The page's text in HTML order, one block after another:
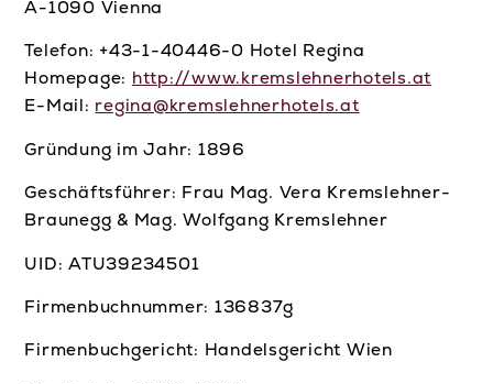
A-1090 Vienna
Telefon: +43-1-40446-0 Hotel Regina
Homepage: http://www.kremslehnerhotels.at
E-Mail: regina@kremslehnerhotels.at
Gründung im Jahr: 1896
Geschäftsführer: Frau Mag. Vera Kremslehner-
Braunegg & Mag. Wolfgang Kremslehner
UID: ATU39234501
Firmenbuchnummer: 136837g
Firmenbuchgericht: Handelsgericht Wien